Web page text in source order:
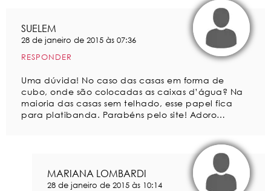
SUELEM
28 de janeiro de 2015 às 07:36
RESPONDER
Uma dúvida! No caso das casas em forma de
cubo, onde são colocadas as caixas d’água? Na
maioria das casas sem telhado, esse papel fica
para platibanda. Parabéns pelo site! Adoro…
MARIANA LOMBARDI
28 de janeiro de 2015 às 10:14